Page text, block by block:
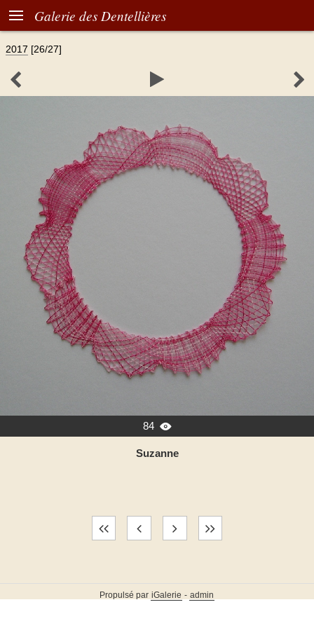
 Galerie des Dentellières
2017 [26/27]
  
84 
Suzanne
Propulsé par iGalerie - admin